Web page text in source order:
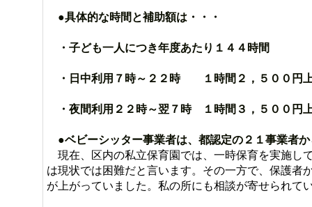
●具体的な時間と補助額は・・・
・子ども一人につき年度あたり１４４時間
・日中利用７時～２２時 １時間２，５００円
・夜間利用２２時～翌７時 １時間３，５００円
●ベビーシッター事業者は、都認定の２１事業者か
現在、区内の私立保育園では、一時保育を実施し
は現状では困難だと言います。その一方で、保護者
が上がっていました。私の所にも相談が寄せられて